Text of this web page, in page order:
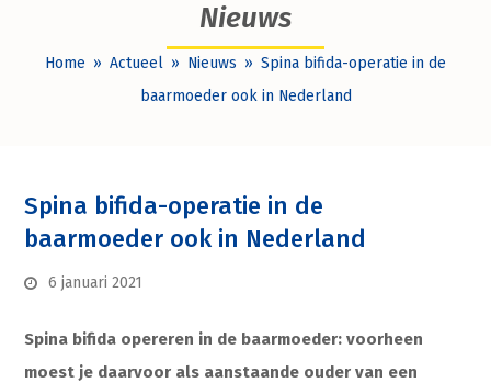
Nieuws
Home » Actueel » Nieuws » Spina bifida-operatie in de
baarmoeder ook in Nederland
Spina bifida-operatie in de
baarmoeder ook in Nederland
6 januari 2021
Spina bifida opereren in de baarmoeder: voorheen
moest je daarvoor als aanstaande ouder van een